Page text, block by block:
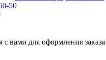
50
вами для оформления заказа